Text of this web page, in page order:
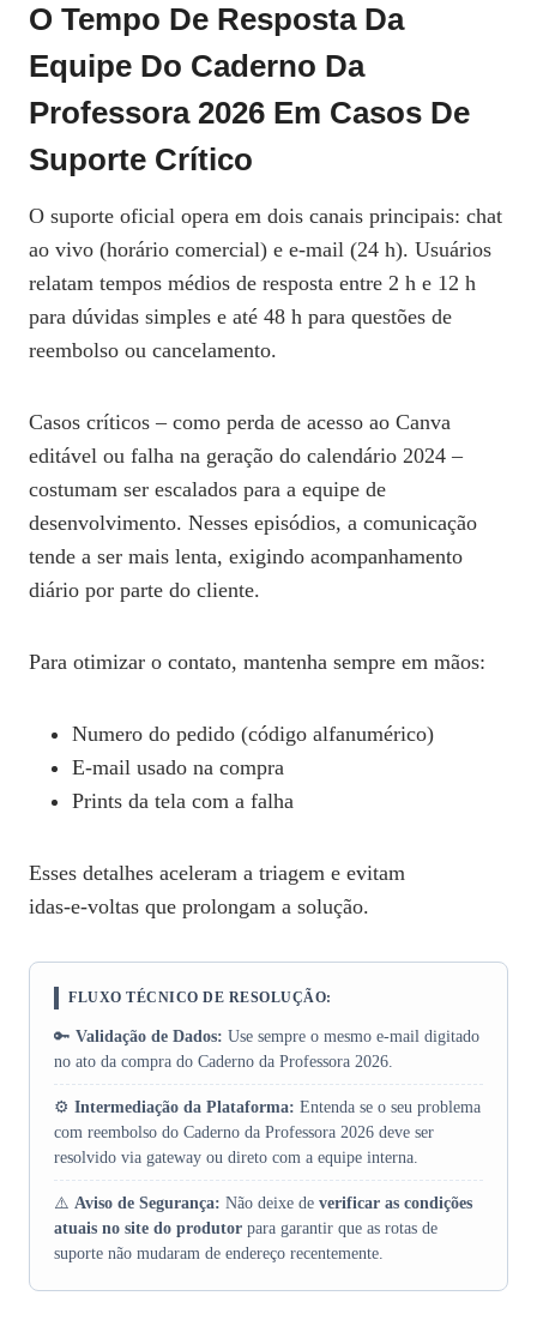
O Tempo De Resposta Da
Equipe Do Caderno Da
Professora 2026 Em Casos De
Suporte Crítico
O suporte oficial opera em dois canais principais: chat
ao vivo (horário comercial) e e‑mail (24 h). Usuários
relatam tempos médios de resposta entre 2 h e 12 h
para dúvidas simples e até 48 h para questões de
reembolso ou cancelamento.
Casos críticos – como perda de acesso ao Canva
editável ou falha na geração do calendário 2024 –
costumam ser escalados para a equipe de
desenvolvimento. Nesses episódios, a comunicação
tende a ser mais lenta, exigindo acompanhamento
diário por parte do cliente.
Para otimizar o contato, mantenha sempre em mãos:
Numero do pedido (código alfanumérico)
E‑mail usado na compra
Prints da tela com a falha
Esses detalhes aceleram a triagem e evitam
idas‑e‑voltas que prolongam a solução.
FLUXO TÉCNICO DE RESOLUÇÃO:
🔑 Validação de Dados: Use sempre o mesmo e‑mail digitado
no ato da compra do Caderno da Professora 2026.
⚙️ Intermediação da Plataforma: Entenda se o seu problema
com reembolso do Caderno da Professora 2026 deve ser
resolvido via gateway ou direto com a equipe interna.
⚠️ Aviso de Segurança: Não deixe de verificar as condições
atuais no site do produtor para garantir que as rotas de
suporte não mudaram de endereço recentemente.